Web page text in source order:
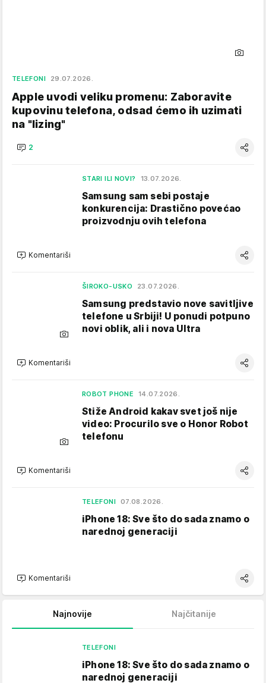
TELEFONI 29.07.2026.
Apple uvodi veliku promenu: Zaboravite
kupovinu telefona, odsad ćemo ih uzimati
na "lizing"
2
STARI ILI NOVI? 13.07.2026.
Samsung sam sebi postaje
konkurencija: Drastično povećao
proizvodnju ovih telefona
Komentariši
ŠIROKO-USKO 23.07.2026.
Samsung predstavio nove savitljive
telefone u Srbiji! U ponudi potpuno
novi oblik, ali i nova Ultra
Komentariši
ROBOT PHONE 14.07.2026.
Stiže Android kakav svet još nije
video: Procurilo sve o Honor Robot
telefonu
Komentariši
TELEFONI 07.08.2026.
iPhone 18: Sve što do sada znamo o
narednoj generaciji
Komentariši
Najnovije Najčitanije
TELEFONI
iPhone 18: Sve što do sada znamo o
narednoj generaciji